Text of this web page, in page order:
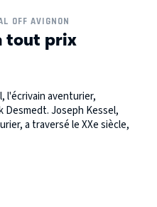
OFF AVIGNON
tout prix
l'écrivain aventurier,
Joseph Kessel,
a traversé le XXe siècle,